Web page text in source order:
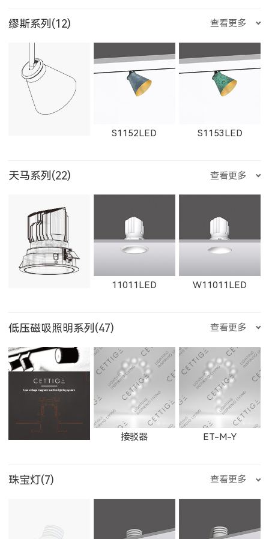
W1765LED-2 W1766LED
W1767LED
金牛座
狮子座 处女座 天秤座
天蝎座 摩羯座
水瓶座 双鱼座 石膏检修口
W1861LED 1862LED W1862LED
W11162LED-S
1863LED 1864LED 11163LED
11164LED W1606LED
29012LED 89014LED 59014LED
8906LED 5906LED
29013LED 8901LED 5901LED
缪斯系列(12) 查看更多
S1152LED S1153LED
S1151LED 21151LED 51151LED
21152LED 81151LED 81152LED
天马系列(22) 查看更多
11011LED W11011LED
11014LED W11014LED 11012LED
11015LED W11015LED
低压磁吸照明系列(47) 查看更多
接驳器 ET-M-Y
珠宝灯(7) 查看更多